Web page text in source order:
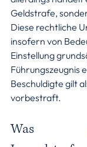
Geldstrafe,
Diese rechtliche
insofern von
Einstellung
Führungszeugnis
Beschuldigte gilt
vorbestraft.
Was